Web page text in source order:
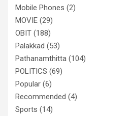
Mobile Phones (2)
MOVIE (29)
OBIT (188)
Palakkad (53)
Pathanamthitta (104)
POLITICS (69)
Popular (6)
Recommended (4)
Sports (14)